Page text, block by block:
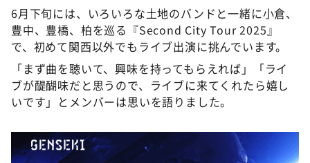
6月下旬には、いろいろな土地のバンドと一緒に小倉、
豊中、豊橋、柏を巡る『Second City Tour 2025』
で、初めて関西以外でもライブ出演に挑んでいます。
「まず曲を聴いて、興味を持ってもらえれば」「ライ
ブが醍醐味だと思うので、ライブに来てくれたら嬉し
いです」とメンバーは思いを語りました。